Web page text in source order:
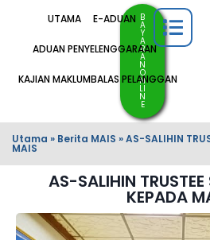
UTAMA E-ADUAN
ADUAN PENYELENGGARAAN
KAJIAN MAKLUMBALAS PELANGGAN
B
A
Y
A
R
A
N
O
N
LI
N
E
Utama » Berita MAIS »AS-SALIHIN
MAIS
AS-SALIHIN TRUSTEE
KEPADA